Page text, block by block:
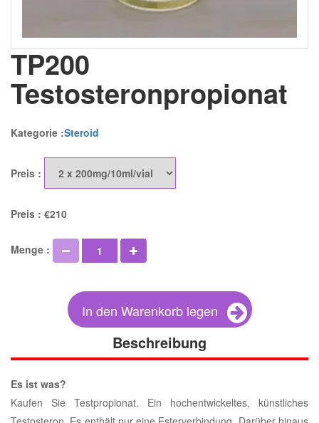
TP200
Testosteronpropionat
Kategorie :Steroid
Preis :
Preis : €210
Menge :
In den Warenkorb legen
Beschreibung
Es ist was?
Kaufen Sie Testpropionat. Ein hochentwickeltes, künstliches